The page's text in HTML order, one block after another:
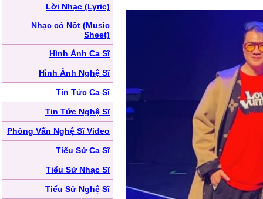
Lời Nhạc (Lyric)
Nhạc có Nốt (Music
Sheet)
Hình Ảnh Ca Sĩ
Hình Ảnh Nghệ Sĩ
Tin Tức Ca Sĩ
Tin Tức Nghệ Sĩ
Phỏng Vấn Nghệ Sĩ Video
Tiểu Sử Ca Sĩ
Tiểu Sử Nhạc Sĩ
Tiểu Sử Nghệ Sĩ